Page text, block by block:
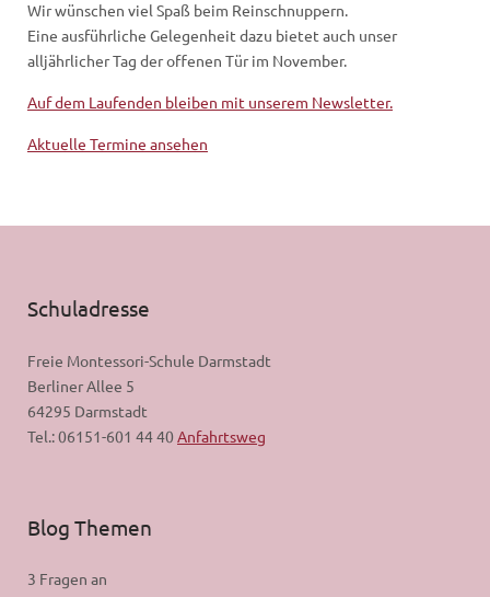
Wir wünschen viel Spaß beim Reinschnuppern.
Eine ausführliche Gelegenheit dazu bietet auch unser
alljährlicher Tag der offenen Tür im November.
Auf dem Laufenden bleiben mit unserem Newsletter.
Aktuelle Termine ansehen
Schuladresse
Freie Montessori-Schule Darmstadt
Berliner Allee 5
64295 Darmstadt
Tel.: 06151-601 44 40Anfahrtsweg
Blog Themen
3 Fragen an